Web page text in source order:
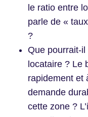
le ratio entre
parle de «
?
Que pourrait-
locataire ? Le
rapidement et
demande
cette zone ?